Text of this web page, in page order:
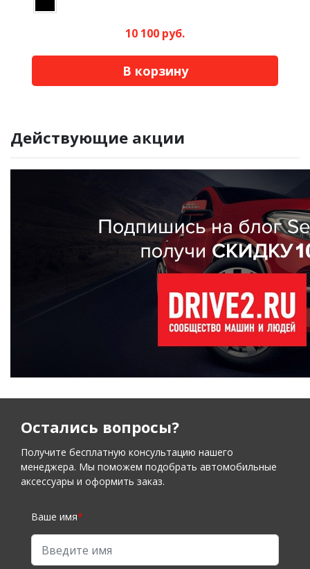
10 100 руб.
В корзину
Действующие акции
Остались вопросы?
Получите бесплатную консультацию нашего
менеджера. Мы поможем подобрать автомобильные
аксессуары и оформить заказ.
Ваше имя*